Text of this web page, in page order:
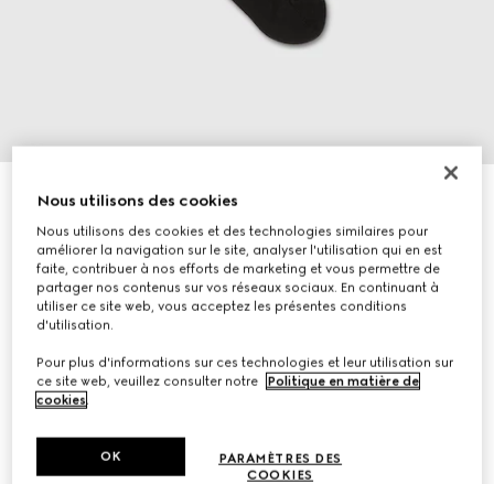
Chaussettes pour enfant en coton avec bande Web
€ 95
Déclinaisonsgris foncé
Nous utilisons des cookies
Nous utilisons des cookies et des technologies similaires pour
améliorer la navigation sur le site, analyser l'utilisation qui en est
faite, contribuer à nos efforts de marketing et vous permettre de
partager nos contenus sur vos réseaux sociaux. En continuant à
utiliser ce site web, vous acceptez les présentes conditions
d'utilisation.
Pour plus d'informations sur ces technologies et leur utilisation sur
ce site web, veuillez consulter notre
Politique en matière de
cookies.
PARAMÈTRES DES
COOKIES
OK